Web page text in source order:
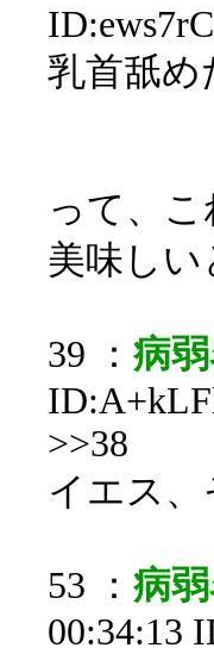
乳首舐め
って、
美味し
39 ： 病
>>38
イエス、
53 ： 病
00:34:13